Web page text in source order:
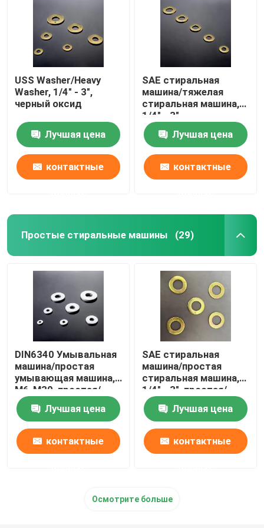
Простые стиральные машины
Стержни для мытья
Гальванизированная стиральная машина
Машины высокой прочности
Стеклянные стиральные машины
Нестандартные стиральные машины
USS Washer/Heavy
Washer, 1/4" - 3",
черный оксид
Лучшая цена
контактные
SAE стиральная
машина/тяжелая
стиральная машина,
1/4" - 3",
цинковая/HDG
Лучшая цена
контактные
Простые стиральные машины (29)
DIN6340 Умывальная
машина/простая
умывающая машина,
M6-M30, простая/
дакрометная
Лучшая цена
контактные
SAE стиральная
машина/простая
стиральная машина,
1/4" - 3", простая/
дакрометная
Лучшая цена
контактные
Осмотрите больше